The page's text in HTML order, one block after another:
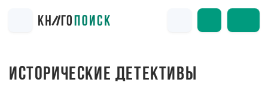
ИСТОРИЧЕСКИЕ ДЕТЕКТИВЫ